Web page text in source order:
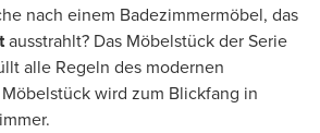
nach einem Badezimmermöbel, das
ausstrahlt? Das Möbelstück der Serie
alle Regeln des modernen
wird zum Blickfang in